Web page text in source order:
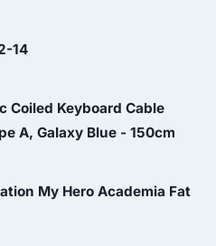
14
Coiled Keyboard Cable
A, Galaxy Blue - 150cm
My Hero Academia Fat